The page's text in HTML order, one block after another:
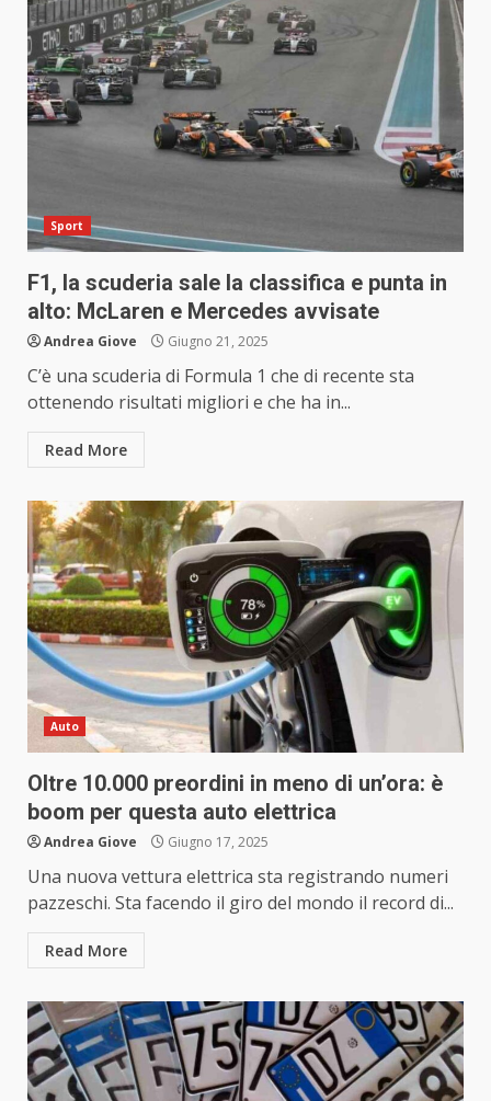
Sport
F1, la scuderia sale la classifica e punta in
alto: McLaren e Mercedes avvisate
Andrea Giove Giugno 21, 2025
C’è una scuderia di Formula 1 che di recente sta
ottenendo risultati migliori e che ha in...
Read More
Auto
Oltre 10.000 preordini in meno di un’ora: è
boom per questa auto elettrica
Andrea Giove Giugno 17, 2025
Una nuova vettura elettrica sta registrando numeri
pazzeschi. Sta facendo il giro del mondo il record di...
Read More